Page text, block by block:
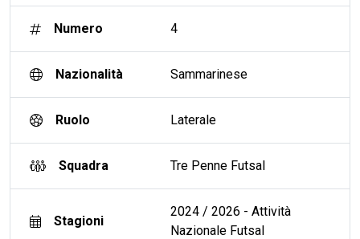
Numero 4
Nazionalità Sammarinese
Ruolo Laterale
Squadra Tre Penne Futsal
Stagioni
2024 / 2026 - Attività
Nazionale Futsal